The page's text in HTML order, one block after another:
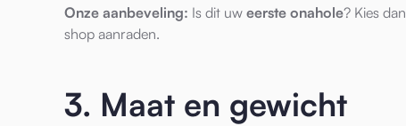
Onze aanbeveling: Is dit uw eerste onahole? Kies dan
shop aanraden.
3. Maat en gewicht